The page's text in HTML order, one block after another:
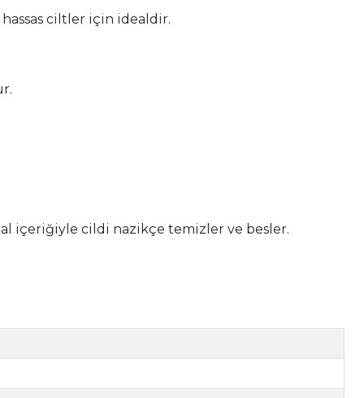
ciltler için idealdir.
içeriğiyle cildi nazikçe temizler ve besler.